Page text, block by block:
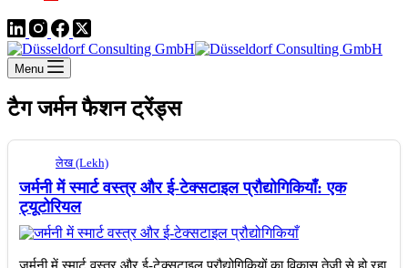
Menu
टैगजर्मन फैशन ट्रेंड्स
लेख (Lekh)
जर्मनी में स्मार्ट वस्त्र और ई-टेक्सटाइल प्रौद्योगिकियाँ: एक
ट्यूटोरियल
जर्मनी में स्मार्ट वस्त्र और ई-टेक्सटाइल प्रौद्योगिकियों का विकास तेजी से हो रहा